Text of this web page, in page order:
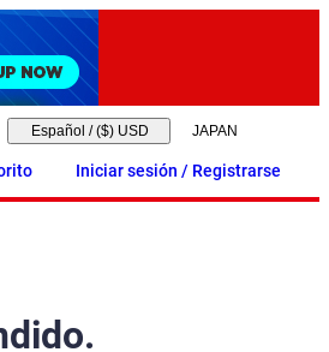
Español / ($) USD
Iniciar sesión / Registrarse